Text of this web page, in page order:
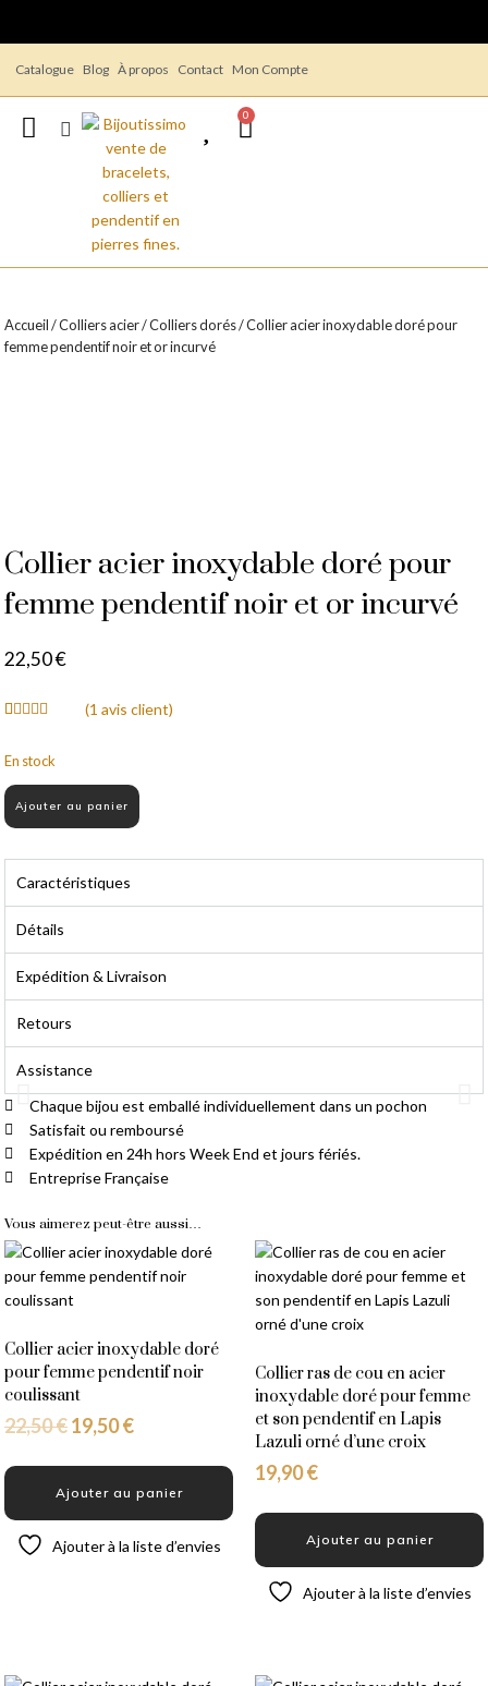
Catalogue Blog À propos Contact Mon Compte
0
Accueil/Colliers acier/Colliers dorés/ Collier acier inoxydable doré pour
femme pendentif noir et or incurvé
Collier acier inoxydable doré pour
femme pendentif noir et or incurvé
22,50€
surnotation
(1 avis client)
En stock
Ajouter au panier
Caractéristiques
Détails
Expédition & Livraison
Retours
Assistance
Livraison Gratuite
Chaque bijou est emballé individuellement dans un pochon
Satisfait ou remboursé
Expédition en 24h hors Week End et jours fériés.
Entreprise Française
Vous aimerez peut-être aussi…
Collier acier inoxydable doré
pour femme pendentif noir
coulissant
22,50€19,50€
Ajouter au panier
Ajouter à la liste d’envies
Collier ras de cou en acier
inoxydable doré pour femme
et son pendentif en Lapis
Lazuli orné d’une croix
19,90€
Ajouter au panier
Ajouter à la liste d’envies